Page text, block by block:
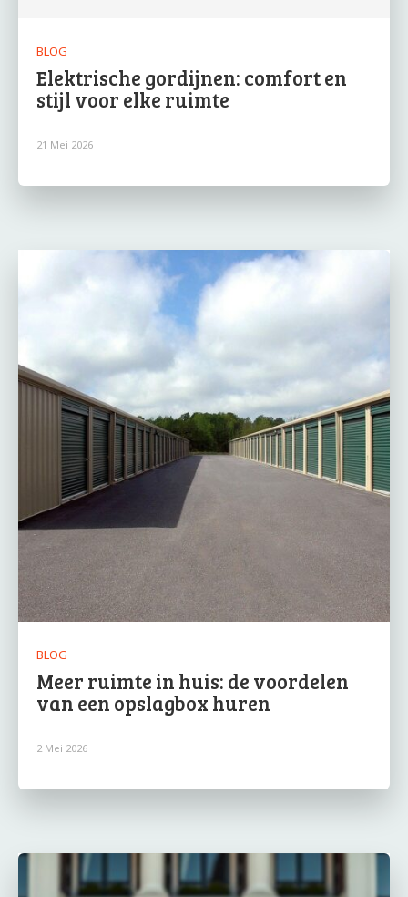
BLOG
Elektrische gordijnen: comfort en
stijl voor elke ruimte
21 Mei 2026
BLOG
Meer ruimte in huis: de voordelen
van een opslagbox huren
2 Mei 2026